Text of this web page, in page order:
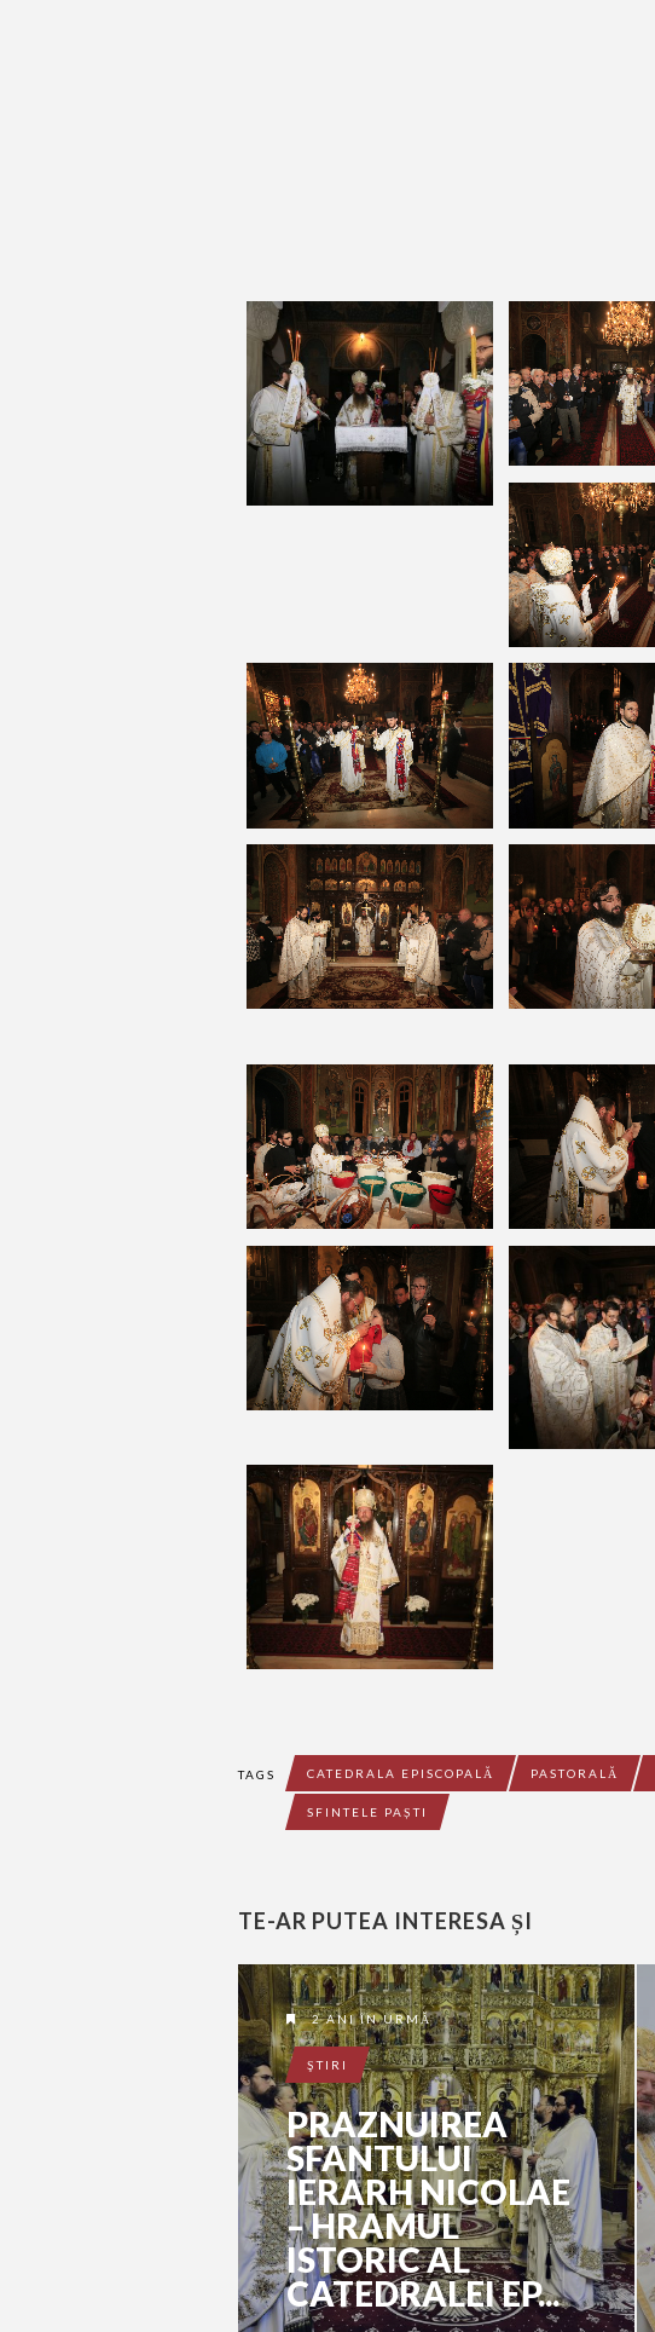
TAGS CATEDRALA EPISCOPALĂ PASTORALĂ
SFINTELE PAȘTI
TE-AR PUTEA INTERESA ȘI
2 ANI ÎN URMĂ
ŞTIRI
PRAZNUIREA
SFANTULUI
IERARH NICOLAE
– HRAMUL
ISTORIC AL
CATEDRALEI EP...